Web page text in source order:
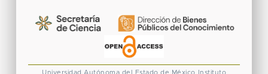
Universidad Autónoma del Estado de México Instituto